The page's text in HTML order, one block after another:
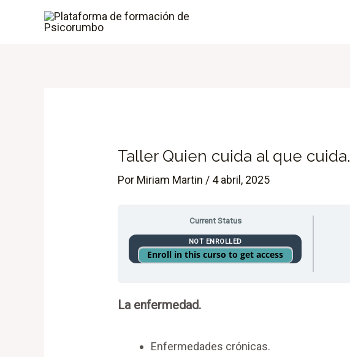
Taller Quien cuida al que cuida.
Por Miriam Martin / 4 abril, 2025
Current Status
NOT ENROLLED
Enroll in this curso to get access
La enfermedad.
Enfermedades crónicas.